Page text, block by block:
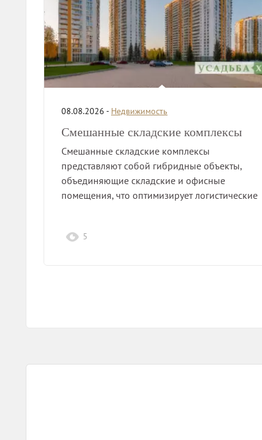
08.08.2026 - Недвижимость
Смешанные складские комплексы
Смешанные складские комплексы
представляют собой гибридные объекты,
объединяющие складские и офисные
помещения, что оптимизирует логистические
5